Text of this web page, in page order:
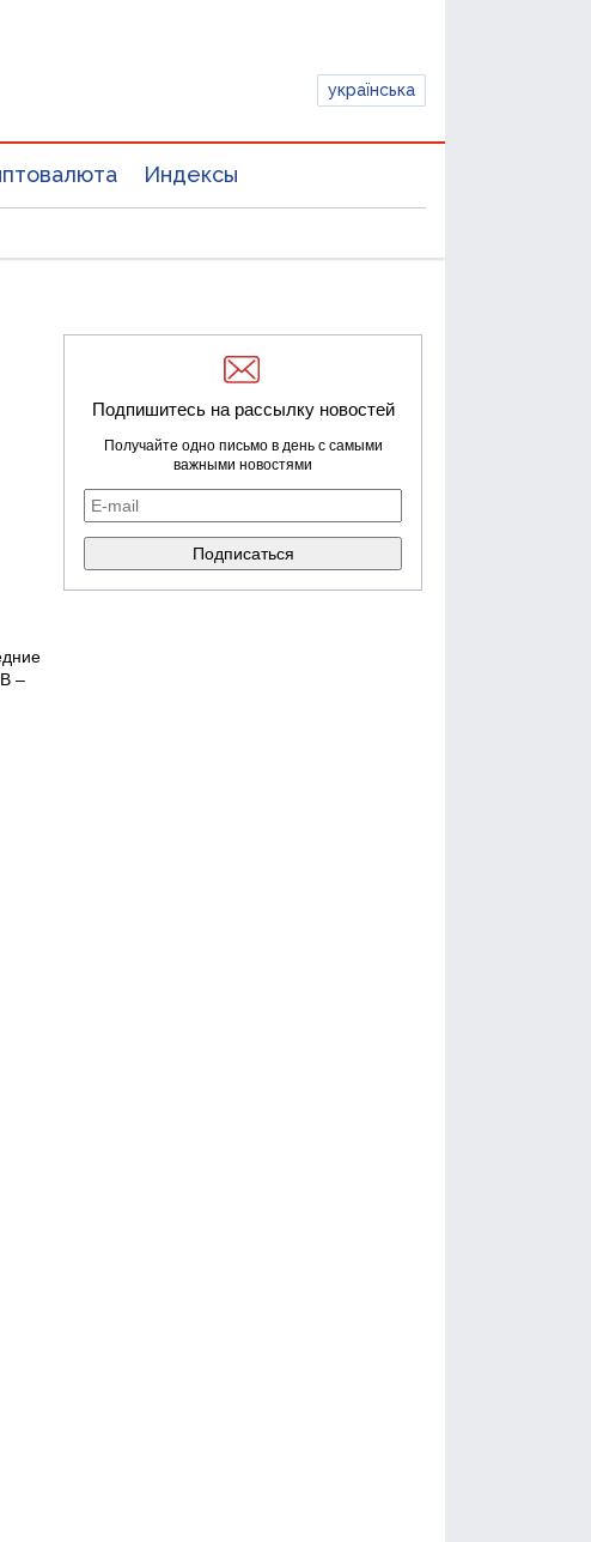
українська
Индексы
–
Подпишитесь на рассылку новостей
Получайте одно письмо в день с самыми
важными новостями